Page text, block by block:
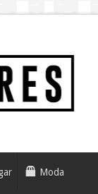
Moda